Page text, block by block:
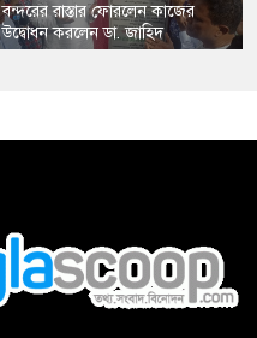
​বন্দরের রাস্তার ফোরলেন কাজের
উদ্বোধন করলেন ডা. জাহিদ